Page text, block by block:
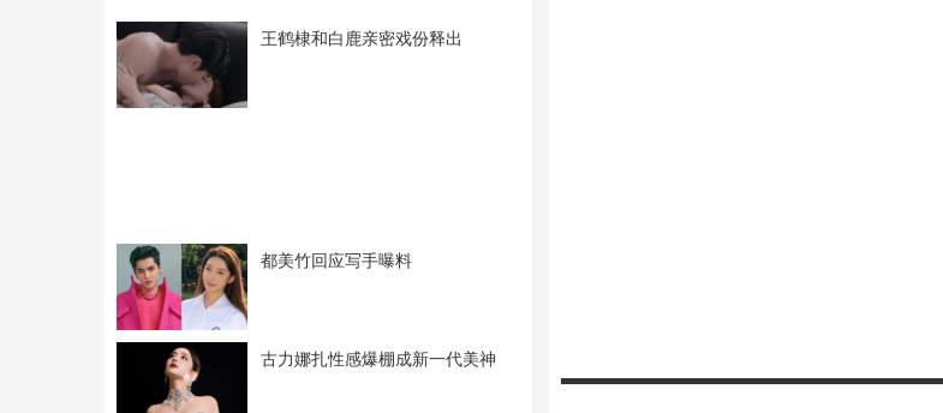
王鹤棣和白鹿亲密戏份释出
都美竹回应写手曝料
古力娜扎性感爆棚成新一代美神